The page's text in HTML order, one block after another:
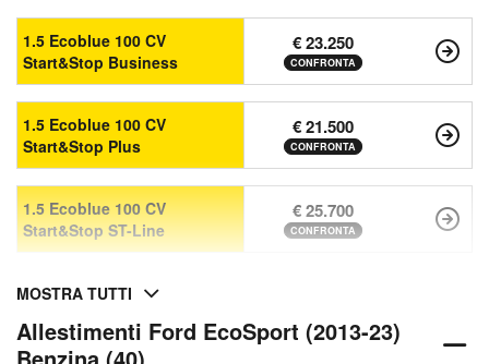
1.5 Ecoblue 100 CV
Start&Stop Business
€ 23.250
CONFRONTA
1.5 Ecoblue 100 CV
Start&Stop Plus
€ 21.500
CONFRONTA
1.5 Ecoblue 100 CV
Start&Stop ST-Line
€ 25.700
CONFRONTA
MOSTRA TUTTI
Allestimenti Ford EcoSport (2013-23)